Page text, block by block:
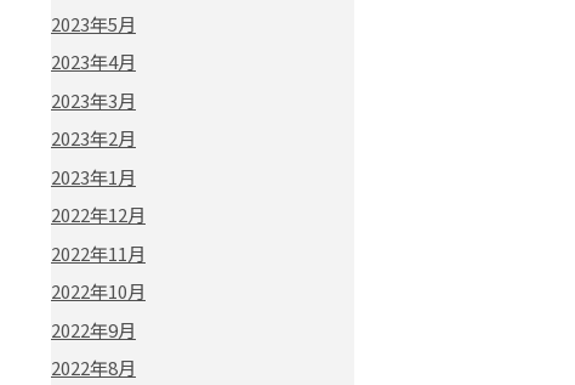
2023年5月
2023年4月
2023年3月
2023年2月
2023年1月
2022年12月
2022年11月
2022年10月
2022年9月
2022年8月